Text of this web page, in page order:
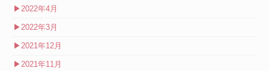
▶2022年4月
▶2022年3月
▶2021年12月
▶2021年11月